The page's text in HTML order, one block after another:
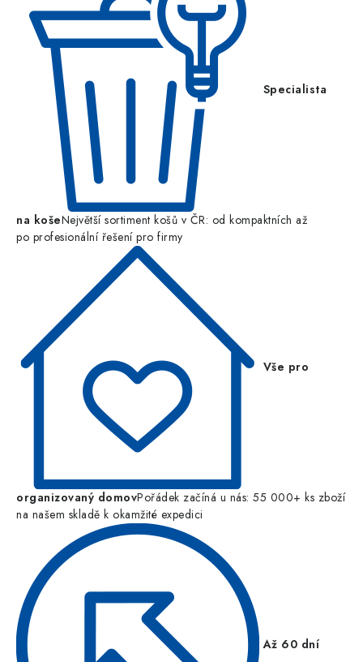
Specialista
na košeNejvětší sortiment košů v ČR: od kompaktních až
po profesionální řešení pro firmy
Vše pro
organizovaný domovPořádek začíná u nás: 55 000+ ks zboží
na našem skladě k okamžité expedici
Až 60 dní